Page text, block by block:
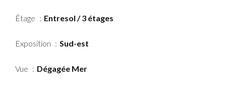
Étage Entresol / 3 étages
Exposition Sud-est
Vue Dégagée Mer